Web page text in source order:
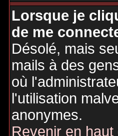
Lorsque je
de me
Désolé, mais
mails à des
où
l'utilisation
anonymes.
Revenir en haut